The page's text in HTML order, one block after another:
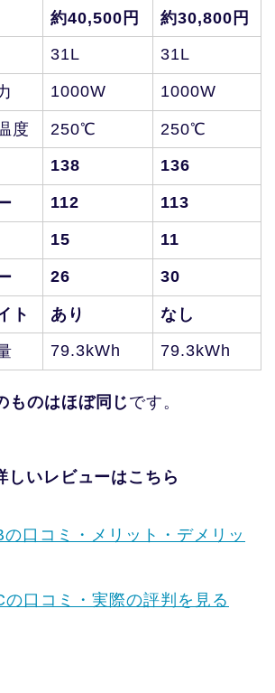
約40,500円 約30,800円
31L 31L
1000W 1000W
度 250℃ 250℃
138 136
112 113
15 11
26 30
ト あり なし
79.3kWh 79.3kWh
ものはほぼ同じです。
いレビューはこちら
口コミ・メリット・デメリッ
の口コミ・実際の評判を見る